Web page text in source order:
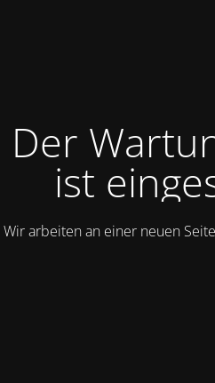
Der
ist
Wir arbeiten an einer neuen